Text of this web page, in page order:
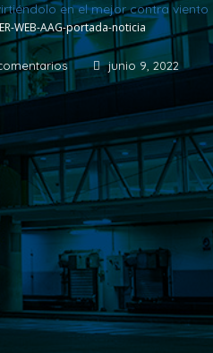
en el mejor contra viento
WEB-AAG-portada-noticia
junio 9, 2022